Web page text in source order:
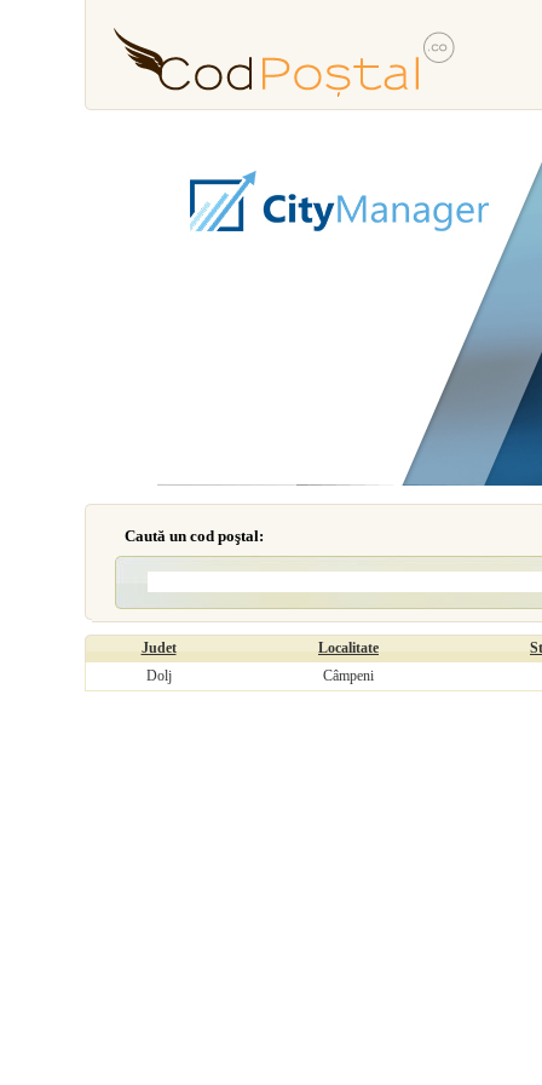
Caută un cod poştal:
Judet Localitate
Dolj
Câmpeni